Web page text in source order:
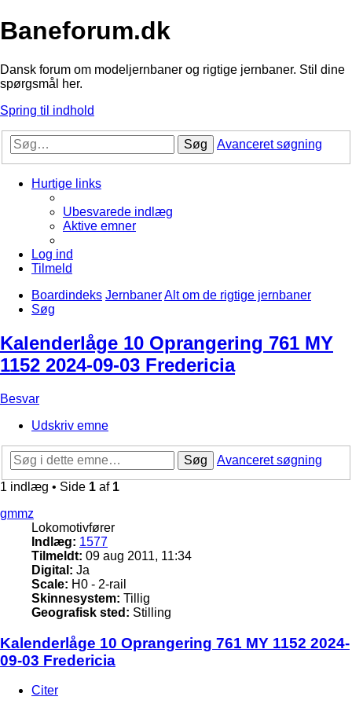
Baneforum.dk
Dansk forum om modeljernbaner og rigtige jernbaner. Stil dine
spørgsmål her.
Spring til indhold
Søg Avanceret søgning
Hurtige links
Ubesvarede indlæg
Aktive emner
Log ind
Tilmeld
Boardindeks JernbanerAlt om de rigtige jernbaner
Søg
Kalenderlåge 10 Oprangering 761 MY
1152 2024-09-03 Fredericia
Besvar
Udskriv emne
Søg
Avanceret søgning
1 indlæg • Side 1 af 1
gmmz
Lokomotivfører
Indlæg: 1577
Tilmeldt: 09 aug 2011, 11:34
Digital: Ja
Scale: H0 - 2-rail
Skinnesystem: Tillig
Geografisk sted: Stilling
Kalenderlåge 10 Oprangering 761 MY 1152 2024-
09-03 Fredericia
Citer